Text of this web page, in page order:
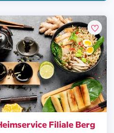
Filiale Berg